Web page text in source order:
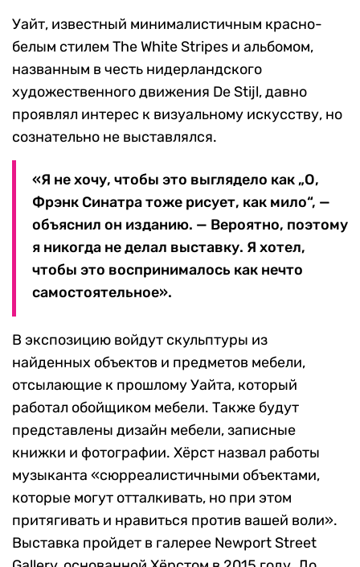
Уайт, известный минималистичным красно-
белым стилем The White Stripes и альбомом,
названным в честь нидерландского
художественного движения De Stijl, давно
проявлял интерес к визуальному искусству, но
сознательно не выставлялся.
«Я не хочу, чтобы это выглядело как „О,
Фрэнк Синатра тоже рисует, как мило“, —
объяснил он изданию. — Вероятно, поэтому
я никогда не делал выставку. Я хотел,
чтобы это воспринималось как нечто
самостоятельное».
В экспозицию войдут скульптуры из
найденных объектов и предметов мебели,
отсылающие к прошлому Уайта, который
работал обойщиком мебели. Также будут
представлены дизайн мебели, записные
книжки и фотографии. Хёрст назвал работы
музыканта «сюрреалистичными объектами,
которые могут отталкивать, но при этом
притягивать и нравиться против вашей воли».
Выставка пройдет в галерее Newport Street